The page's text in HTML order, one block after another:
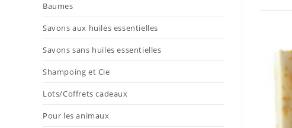
Baumes
Savons aux huiles essentielles
Savons sans huiles essentielles
Shampoing et Cie
Lots/Coffrets cadeaux
Pour les animaux